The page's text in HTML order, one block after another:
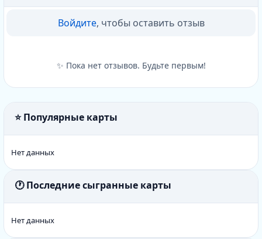
Войдите, чтобы оставить отзыв
✨ Пока нет отзывов. Будьте первым!
⭐ Популярные карты
Нет данных
🕐 Последние сыгранные карты
Нет данных